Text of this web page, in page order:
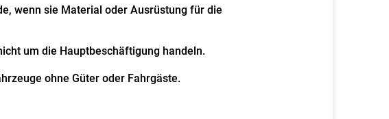
wenn sie Material oder Ausrüstung für die
um die Hauptbeschäftigung handeln.
ohne Güter oder Fahrgäste.